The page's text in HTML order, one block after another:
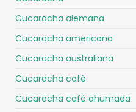
Cucaracha alemana
Cucaracha americana
Cucaracha australiana
Cucaracha café
Cucaracha café ahumada